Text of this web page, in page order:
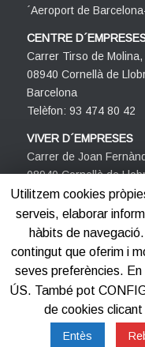
´Aeroport de
CENTRE
Carrer Tirso de Molina,
08940 Cornellà de
Barcelona
Telèfon: 93 474 80 42
VIVER D´EMPRESES
Carrer de Joan
08940 Cornellà de
Barcelona
Telèfon: 93 474 80 42
©2012-2025 Centre
Utilitzem cookies
serveis, elaborar
hàbits de
contingut que oferim i
seves preferències.
ÚS. També pot
de cookies
Entès